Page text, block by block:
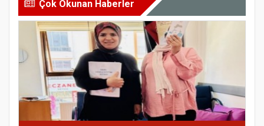
Çok Okunan Haberler